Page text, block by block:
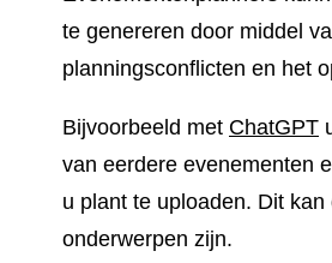
te genereren door middel
planningsconflicten en het
Bijvoorbeeld met ChatGPT
van eerdere evenementen
u plant te uploaden. Dit
onderwerpen zijn.